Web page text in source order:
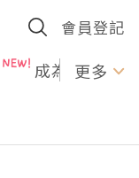
會員登記
成為U更多